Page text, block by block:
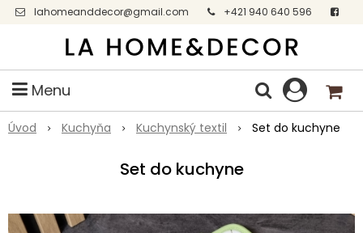
lahomeanddecor@gmail.com
+421 940 640 596
Facebook
Menu
Úvod Kuchyňa Kuchynský textil Set do kuchyne
Set do kuchyne